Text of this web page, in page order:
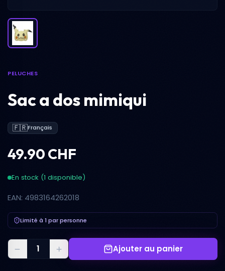
PELUCHES
Sac a dos mimiqui
🇫🇷Français
49.90 CHF
En stock (1 disponible)
EAN: 4983164262018
Limité à 1 par personne
Ajouter au panier